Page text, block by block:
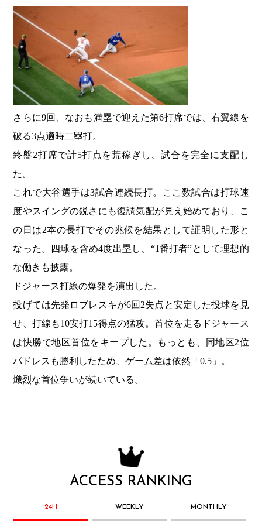
さらに9回、なおも満塁で迎えた第6打席では、右翼線を
破る3点適時二塁打。
終盤2打席で計5打点を荒稼ぎし、試合を完全に支配し
た。
これで大谷選手は3試合連続長打。ここ数試合は打球速
度やスイングの鋭さにも復調気配が見え始めており、こ
の日は2本の長打でその兆候を結果として証明した形と
なった。四球を含め4度出塁し、“1番打者”として理想的
な働きも披露。
ドジャース打線の爆発を演出した。
投げては先発ロブレスキが6回2失点と安定した投球を見
せ、打線も10安打15得点の猛攻。首位を走るドジャース
は快勝で地区首位をキープした。もっとも、同地区2位
パドレスも勝利したため、ゲーム差は依然「0.5」。
熾烈な首位争いが続いている。
ACCESS RANKING
24H WEEKLY MONTHLY